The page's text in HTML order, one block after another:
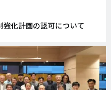
化計画の認可について